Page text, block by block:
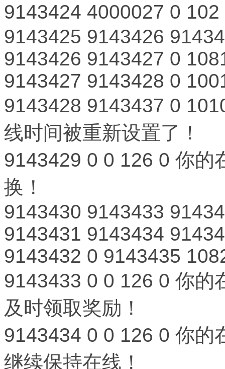
9143424 4000027 0 102
9143425 9143426
9143426 9143427 0
9143427 9143428 0
9143428 9143437 0
线时间被重新设置了！
9143429 0 0 126 0 你的
换！
9143430 9143433
9143431 9143434
9143432 0 9143435
9143433 0 0 126 0 你的
及时领取奖励！
9143434 0 0 126 0 你的
继续保持在线！